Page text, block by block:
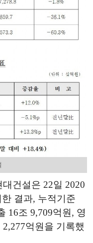
건설은 22일 2020
결과, 누적기준
16조 9,709억원, 영
억원을 기록했